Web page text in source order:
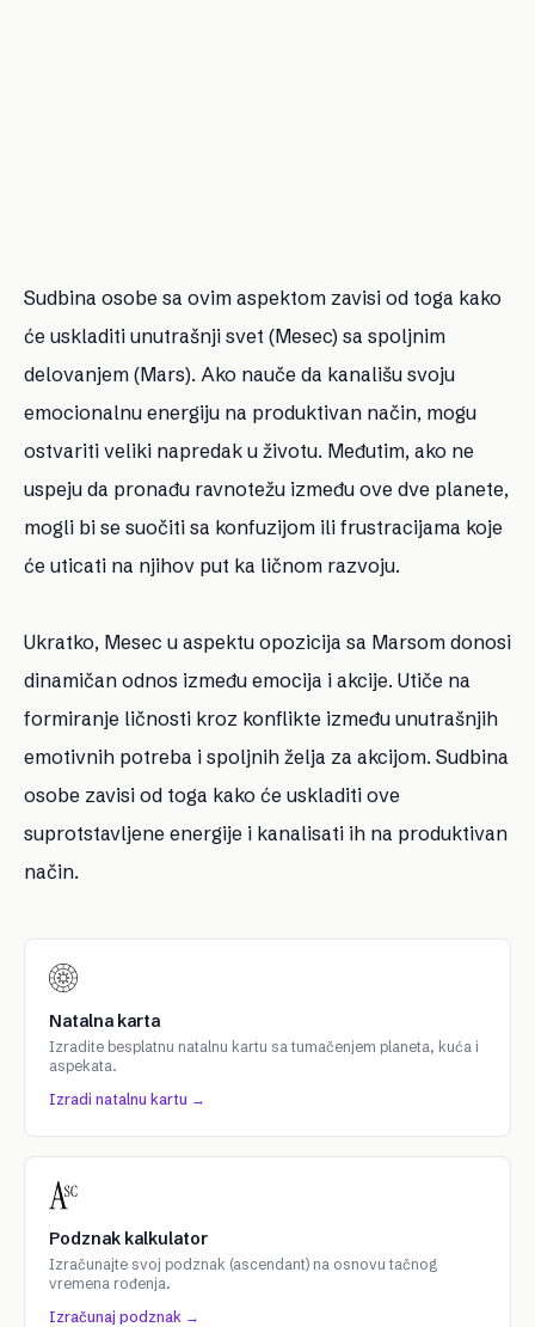
Sudbina osobe sa ovim aspektom zavisi od toga kako
će uskladiti unutrašnji svet (Mesec) sa spoljnim
delovanjem (Mars). Ako nauče da kanališu svoju
emocionalnu energiju na produktivan način, mogu
ostvariti veliki napredak u životu. Međutim, ako ne
uspeju da pronađu ravnotežu između ove dve planete,
mogli bi se suočiti sa konfuzijom ili frustracijama koje
će uticati na njihov put ka ličnom razvoju.
Ukratko, Mesec u aspektu opozicija sa Marsom donosi
dinamičan odnos između emocija i akcije. Utiče na
formiranje ličnosti kroz konflikte između unutrašnjih
emotivnih potreba i spoljnih želja za akcijom. Sudbina
osobe zavisi od toga kako će uskladiti ove
suprotstavljene energije i kanalisati ih na produktivan
način.
Natalna karta
Izradite besplatnu natalnu kartu sa tumačenjem planeta, kuća i
aspekata.
Izradi natalnu kartu →
Podznak kalkulator
Izračunajte svoj podznak (ascendant) na osnovu tačnog
vremena rođenja.
Izračunaj podznak →